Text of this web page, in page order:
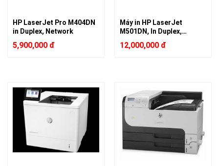
HP LaserJet Pro M404DN
in Duplex, Network
5,900,000 đ
Máy in HP LaserJet
M501DN, In Duplex,
12,000,000 đ